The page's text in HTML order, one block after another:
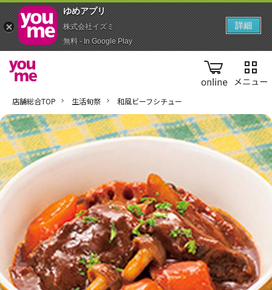
online
店舗総合TOP 生活旬祭 和風ビーフシチュー
ゆめアプ‪リ‬
株式会社イズミ
無料 - In Google Play
詳細